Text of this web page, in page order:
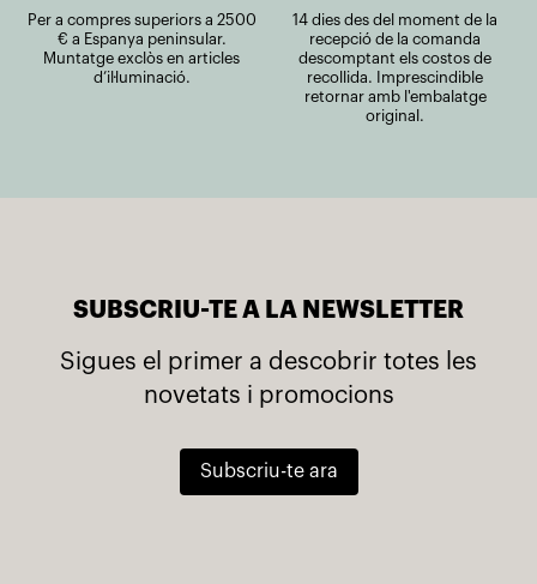
Per a compres superiors a 2500
€ a Espanya peninsular.
Muntatge exclòs en articles
d’il·luminació.
14 dies des del moment de la
recepció de la comanda
descomptant els costos de
recollida. Imprescindible
retornar amb l'embalatge
original.
SUBSCRIU-TE A LA NEWSLETTER
Sigues el primer a descobrir totes les
novetats i promocions
Subscriu-te ara